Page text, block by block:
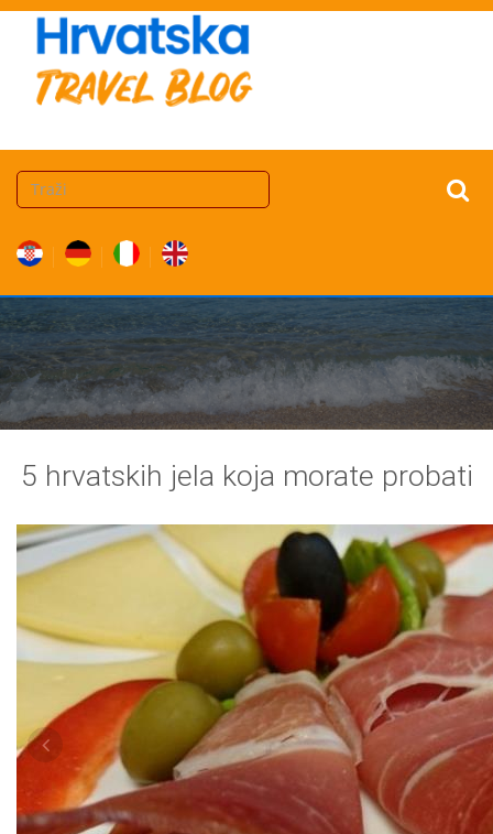
5 hrvatskih jela koja morate probati